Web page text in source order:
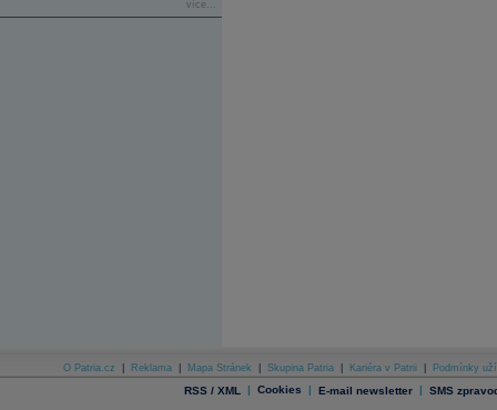
více...
O Patria.cz Reklama Mapa Stránek Skupina Patria Kariéra v Patrii Podmínky
RSS / XML | Cookies | E-mail newsletter | SMS